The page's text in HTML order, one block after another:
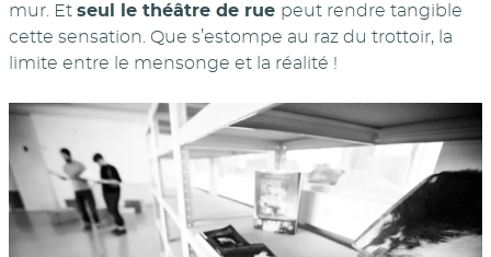
mur. Et seul le théâtre de rue peut rendre tangible
cette sensation. Que s’estompe au raz du trottoir, la
limite entre le mensonge et la réalité !